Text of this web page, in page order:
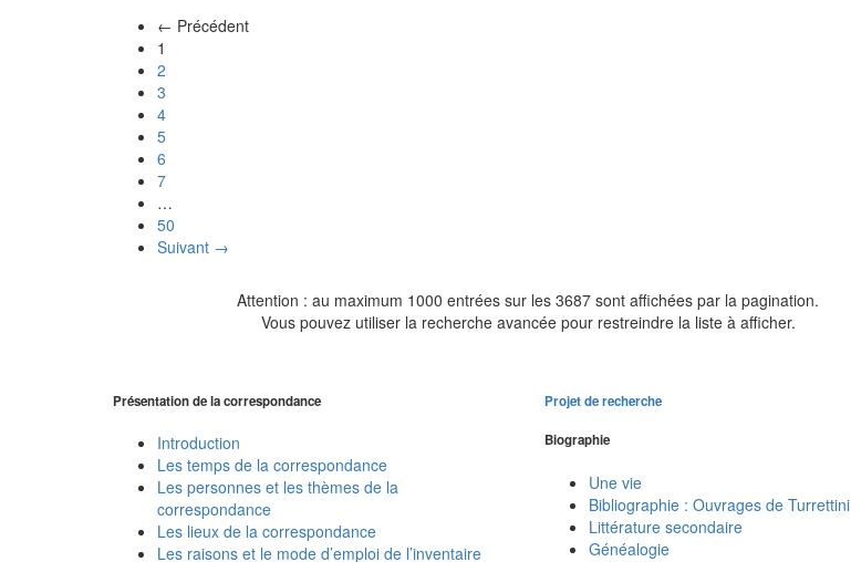
← Précédent
1
2
3
4
5
6
7
…
50
Suivant →
Attention : au maximum 1000 entrées sur les 3687 sont affichées par la pagination.
Vous pouvez utiliser la recherche avancée pour restreindre la liste à afficher.
Présentation de la correspondance
Introduction
Les temps de la correspondance
Les personnes et les thèmes de la
correspondance
Les lieux de la correspondance
Les raisons et le mode d’emploi de l’inventaire
Projet de recherche
Biographie
Une vie
Bibliographie : Ouvrages de Turrettini
Littérature secondaire
Généalogie